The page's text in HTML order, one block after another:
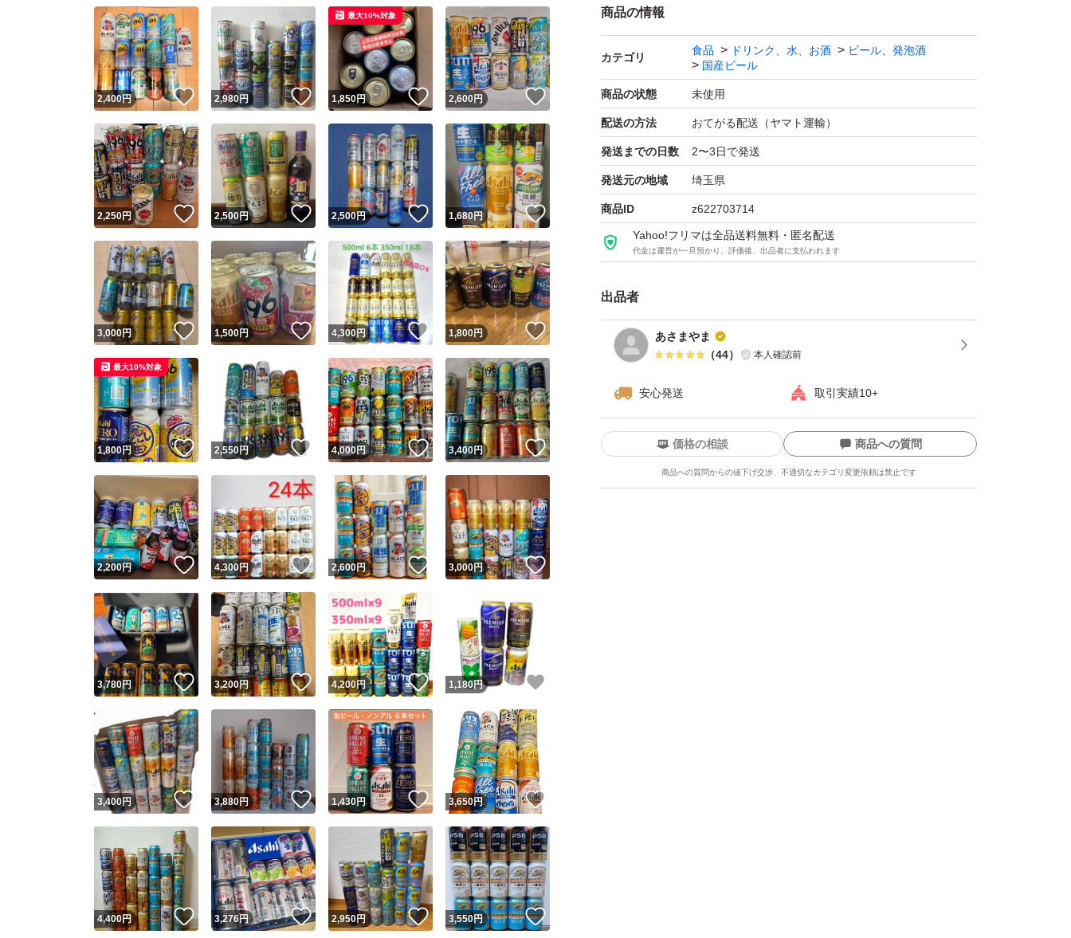
商品の情報
カテゴリ
食品 ドリンク、水、お酒
ビール、発泡酒
国産ビール
商品の状態 未使用
配送の方法 おてがる配送（ヤマト運輸）
発送までの日数 2〜3日で発送
発送元の地域 埼玉県
商品ID z622703714
Yahoo!フリマは全品送料無料・匿名配送
代金は運営が一旦預かり、評価後、出品者に支払われます
出品者
あさまやま
（44） 本人確認前
安心発送 取引実績10+
ユーザーの実績について
Yahoo!フリマが定めた一定の基準を満たしたユーザーにバッジを付与しています
安心取引出品者
安心取引出品者 Yahoo!フリマの基準をクリアした安心・安全なユーザーです
取引実績
取引実績◯+ このユーザーはYahoo!フリマの取引を完了させた実績があります
他フリマ実績◯+ このユーザーは他フリマサービスでの取引実績があります
価格の相談 商品への質問
商品への質問からの値下げ交渉、不適切なカテゴリ変更依頼は禁止です
この商品の情報をコピーします
商品画像の無断転載は禁止されています
コピーは1商品につき1回です
出品ページへ
2,400円 いいね！
2,980円 いいね！
1,850円 いいね！
最大10%対象
2,600円
2,250円 いいね！
2,500円 いいね！
2,500円 いいね！
1,680円
3,000円 いいね！
1,500円 いいね！
4,300円 いいね！
1,800円 いいね！
1,800円 いいね！
最大10%対象
2,550円 いいね！
4,000円 いいね！
3,400円 いいね！
2,200円 いいね！
4,300円 いいね！
2,600円 いいね！
3,000円
3,780円 いいね！
3,200円 いいね！
4,200円 いいね！
1,180円
3,400円 いいね！
3,880円 いいね！
1,430円 いいね！
3,650円
4,400円 いいね！
3,276円 いいね！
2,950円 いいね！
3,550円